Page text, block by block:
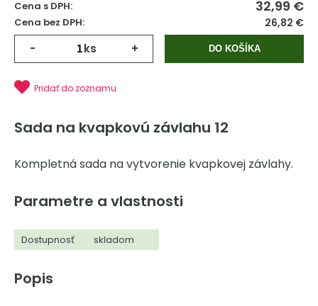
Cena s DPH: 32,99 €
Cena bez DPH: 26,82 €
- ks + DO KOŠÍKA
Pridať do zoznamu
Sada na kvapkovú závlahu 12
Kompletná sada na vytvorenie kvapkovej závlahy.
Parametre a vlastnosti
Dostupnosť skladom
Popis